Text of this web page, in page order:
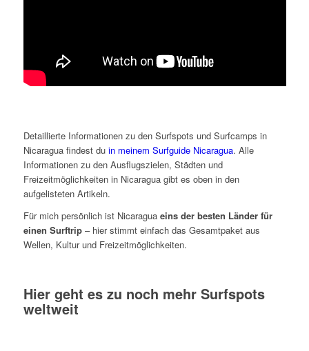
Detaillierte Informationen zu den Surfspots und Surfcamps in
Nicaragua findest du in meinem Surfguide Nicaragua. Alle
Informationen zu den Ausflugszielen, Städten und
Freizeitmöglichkeiten in Nicaragua gibt es oben in den
aufgelisteten Artikeln.
Für mich persönlich ist Nicaraguaeins der besten Länder für
einen Surftrip– hier stimmt einfach das Gesamtpaket aus
Wellen, Kultur und Freizeitmöglichkeiten.
Hier geht es zu noch mehr Surfspots
weltweit